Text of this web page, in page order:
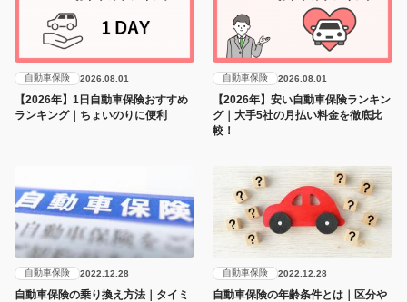
自動車保険 2026.08.01
【2026年】1日自動車保険おすすめ
ランキング｜ちょいのりに便利
自動車保険 2026.08.01
【2026年】安い自動車保険ランキン
グ｜大手5社の月払い料金を徹底比
較！
自動車保険 2022.12.28
自動車保険の乗り換え方法｜タイミ
自動車保険 2022.12.28
自動車保険の年齢条件とは｜区分や